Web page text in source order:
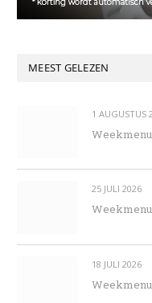
MEEST GELEZEN
1 AUGUSTUS
25 JULI 2026
18 JULI 2026